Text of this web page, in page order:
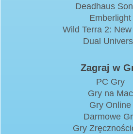
Deadhaus
Emberlight
Wild Terra 2:
Dual
Zagraj w
PC Gry
Gry na Mac
Gry Online
Darmowe
Gry